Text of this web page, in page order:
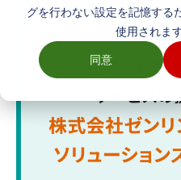
グを行わない設定を記憶する
使用されます
同意